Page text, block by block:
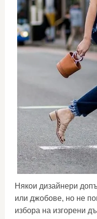
Някои дизайнери
или джобове, но не
избора на изгорени